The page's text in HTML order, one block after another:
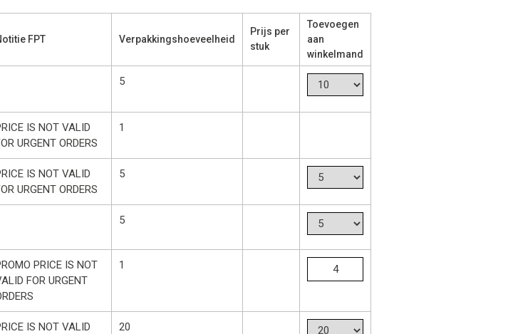
FPT Verpakkingshoeveelheid
Prijs per
stuk
Toevoegen
aan
winkelmand
5
IS NOT VALID
URGENT ORDERS
1
IS NOT VALID
URGENT ORDERS
5
5
PRICE IS NOT
FOR URGENT
1
IS NOT VALID
20